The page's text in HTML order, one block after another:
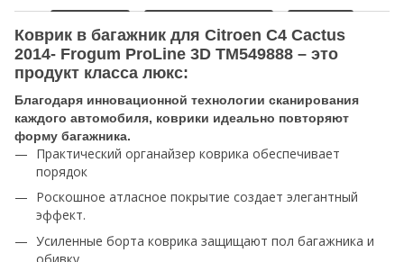
Коврик в багажник для Citroen C4 Cactus
2014- Frogum ProLine 3D TM549888 – это
продукт класса люкс:
Благодаря инновационной технологии сканирования
каждого автомобиля, коврики идеально повторяют
форму багажника.
Практический органайзер коврика обеспечивает
порядок
Роскошное атласное покрытие создает элегантный
эффект.
Усиленные борта коврика защищают пол багажника и
обивку.